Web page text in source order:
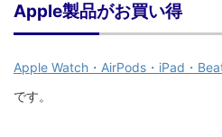
Apple製品がお買い得
Apple Watch・AirPods・iPad・
です。